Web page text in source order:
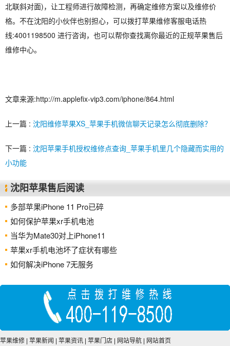
北联斜对面)，让工程师进行故障检测，再确定维修方案以及维修价
格。不在沈阳的小伙伴也别担心，可以拨打苹果维修客服电话热
线:4001198500 进行咨询，也可以帮你查找离你最近的正规苹果售后
维修中心。
文章来源:http://m.applefix-vip3.com/iphone/864.html
上一篇 : 沈阳维修苹果XS_苹果手机微信聊天记录怎么彻底删除？
下一篇 : 沈阳苹果手机授权维修点查询_苹果手机里几个隐藏而实用的
小功能
沈阳苹果售后阅读
多部苹果iPhone 11 Pro已碎
如何保护苹果xr手机电池
当华为Mate30对上iPhone11
苹果xr手机电池坏了症状有哪些
如何解决iPhone 7无服务
苹果维修 | 苹果新闻 | 苹果资讯 | 苹果门店 | 网站导航 | 网站首页